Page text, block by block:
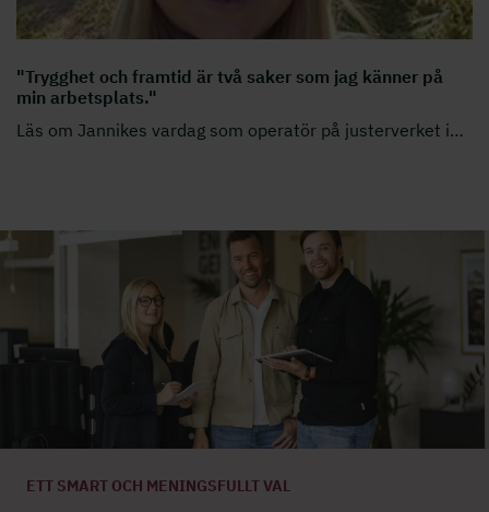
"Trygghet och framtid är två saker som jag känner på
min arbetsplats."
Läs om Jannikes vardag som operatör på justerverket i…
ETT SMART OCH MENINGSFULLT VAL